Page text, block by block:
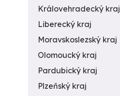
Královehradecký kraj
Liberecký kraj
Moravskoslezský kraj
Olomoucký kraj
Pardubický kraj
Plzeňský kraj